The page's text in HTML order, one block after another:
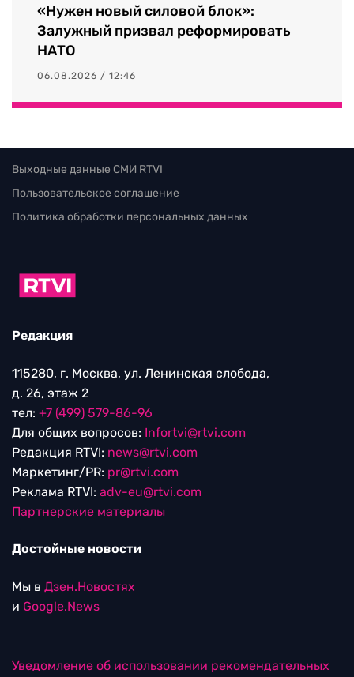
«Нужен новый силовой блок»:
Залужный призвал реформировать
НАТО
06.08.2026 / 12:46
Выходные данные СМИ RTVI
Пользовательское соглашение
Политика обработки персональных данных
Редакция
115280, г. Москва, ул. Ленинская слобода,
д. 26, этаж 2
тел: +7 (499) 579-86-96
Для общих вопросов: Infortvi@rtvi.com
Редакция RTVI: news@rtvi.com
Маркетинг/PR: pr@rtvi.com
Реклама RTVI: adv-eu@rtvi.com
Партнерские материалы
Достойные новости
Мы в Дзен.Новостях
и Google.News
Уведомление об использовании рекомендательных